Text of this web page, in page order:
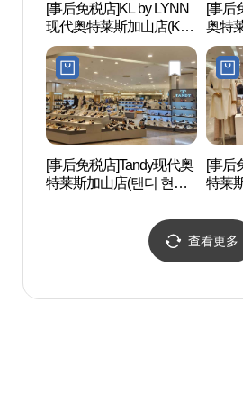
[事后免税店]KL by LYNN
现代奥特莱斯加山店(KL
by LYNN 현대아울렛 가
산점)
[事后
奥特
현대
[事后免税店]Tandy现代奥
特莱斯加山店(탠디 현대
[事后
特莱
查看更多